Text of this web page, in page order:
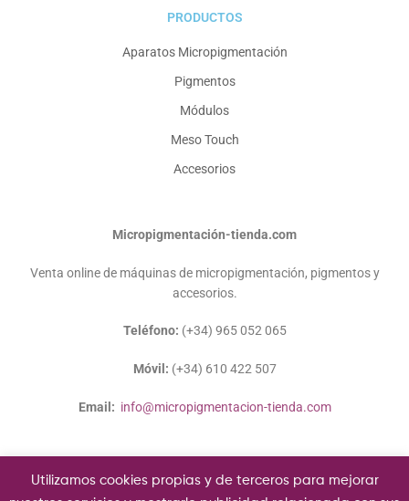
PRODUCTOS
Aparatos Micropigmentación
Pigmentos
Módulos
Meso Touch
Accesorios
Micropigmentación-tienda.com
Venta online de máquinas de micropigmentación, pigmentos y
accesorios.
Teléfono: (+34) 965 052 065
Móvil: (+34) 610 422 507
Email: info@micropigmentacion-tienda.com
Utilizamos cookies propias y de terceros para mejorar